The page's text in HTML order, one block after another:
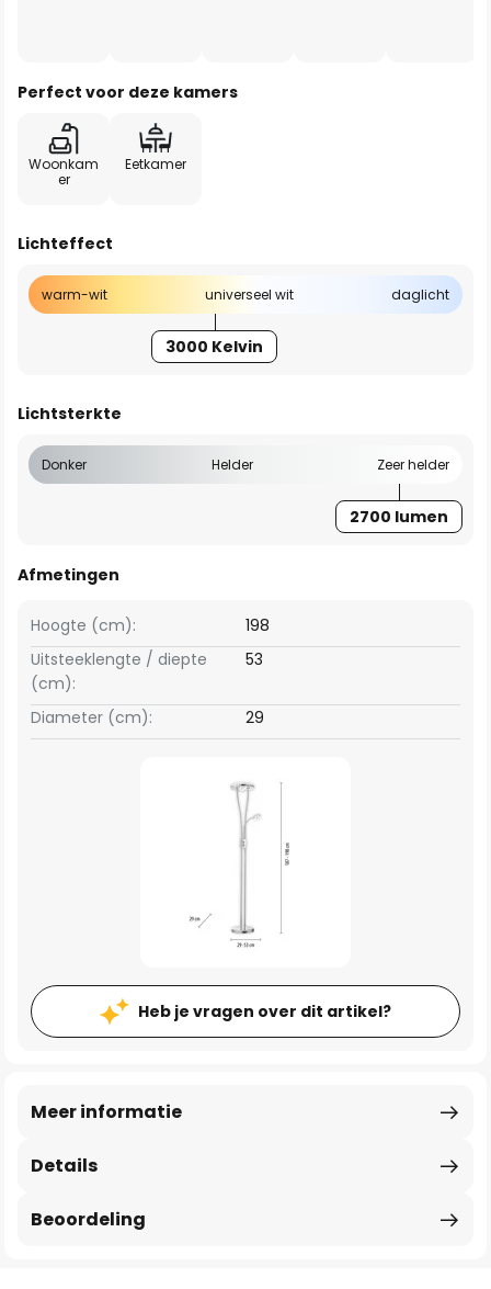
Perfect voor deze kamers
Woonkam
er
Eetkamer
Lichteffect
warm-wit universeel wit daglicht
3000 Kelvin
Lichtsterkte
Donker Helder Zeer helder
2700 lumen
Afmetingen
Hoogte (cm):
198
Uitsteeklengte / diepte
(cm):
53
Diameter (cm): 29
Heb je vragen over dit artikel?
Details
Meer informatie
Beoordeling